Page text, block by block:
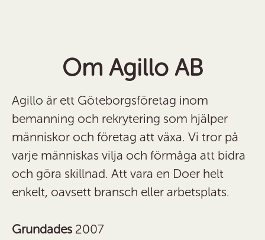
Om Agillo AB
Agillo är ett Göteborgsföretag inom
bemanning och rekrytering som hjälper
människor och företag att växa. Vi tror på
varje människas vilja och förmåga att bidra
och göra skillnad. Att vara en Doer helt
enkelt, oavsett bransch eller arbetsplats.
Grundades 2007